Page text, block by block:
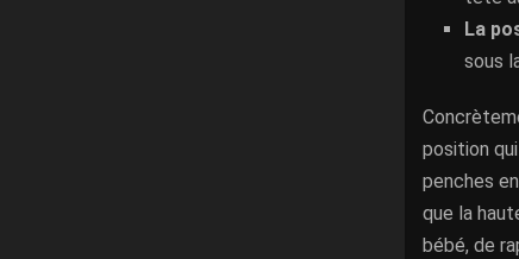
La
sous
position
penches
que la
bébé, de